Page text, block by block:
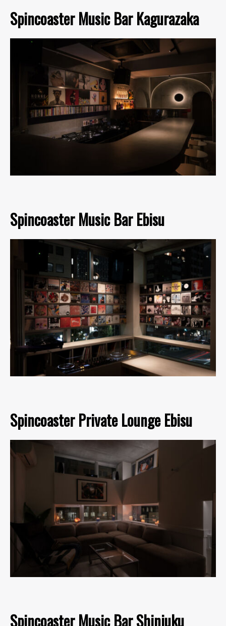
Spincoaster Music Bar Kagurazaka
Spincoaster Music Bar Ebisu
Spincoaster Private Lounge Ebisu
Spincoaster Music Bar Shinjuku